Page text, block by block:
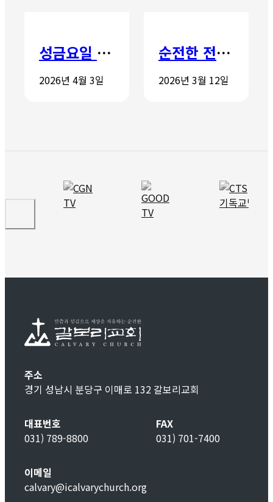
성금요일 칸타타
2026년 4월 3일
순전한 전도학교 개강
2026년 3월 12일
주소
경기 성남시 분당구 이매로 132 갈보리교회
대표번호
031) 789-8800
FAX
031) 701-7400
이메일
calvary@icalvarychurch.org